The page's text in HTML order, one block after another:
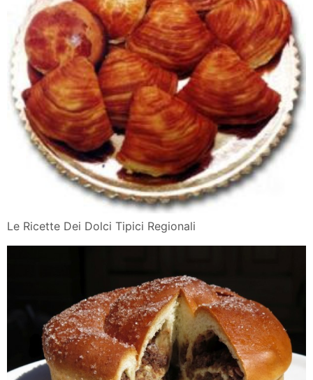
Le Ricette Dei Dolci Tipici Regionali